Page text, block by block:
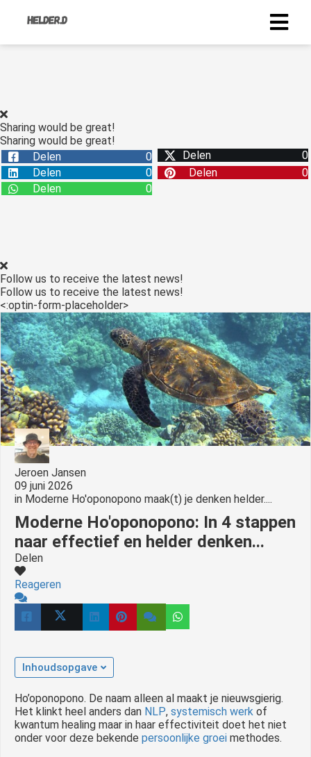
Sharing would be great!
Sharing would be great!
Delen
0 Delen
0
Delen
0 Delen
0
Delen
0
Follow us to receive the latest news!
Follow us to receive the latest news!
<:optin-form-placeholder>
Jeroen Jansen
09 juni 2026
in Moderne Ho'oponopono maak(t) je denken helder....
Moderne Ho'oponopono: In 4 stappen
naar effectief en helder denken...
Delen
Reageren
Inhoudsopgave
Ho’oponopono. De naam alleen al maakt je nieuwsgierig.
Het klinkt heel anders dan NLP, systemisch werk of
kwantum healing maar in haar effectiviteit doet het niet
onder voor deze bekende persoonlijke groei methodes.